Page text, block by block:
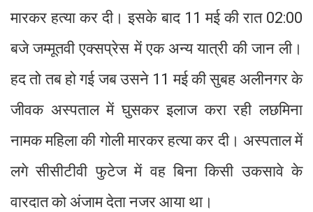
मारकर हत्या कर दी। इसके बाद 11 मई की रात 02:00
बजे जम्मूतवी एक्सप्रेस में एक अन्य यात्री की जान ली।
हद तो तब हो गई जब उसने 11 मई की सुबह अलीनगर के
जीवक अस्पताल में घुसकर इलाज करा रही लछमिना
नामक महिला की गोली मारकर हत्या कर दी। अस्पताल में
लगे सीसीटीवी फुटेज में वह बिना किसी उकसावे के
वारदात को अंजाम देता नजर आया था।